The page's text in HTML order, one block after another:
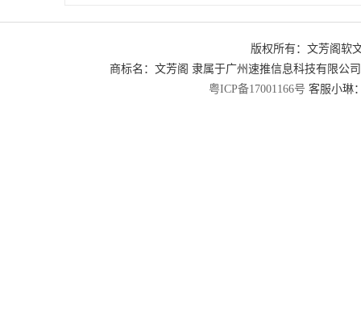
版权所有：文芳阁软
商标名：文芳阁 隶属于广州速推信息科技有限公
粤ICP备17001166号 客服小琳